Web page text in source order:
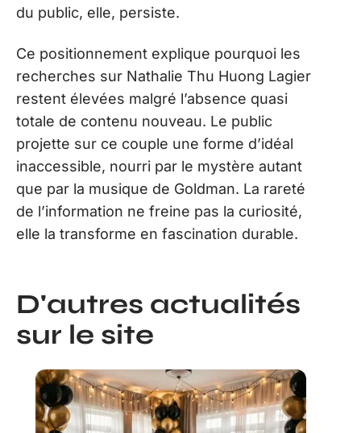
du public, elle, persiste.
Ce positionnement explique pourquoi les
recherches sur Nathalie Thu Huong Lagier
restent élevées malgré l’absence quasi
totale de contenu nouveau. Le public
projette sur ce couple une forme d’idéal
inaccessible, nourri par le mystère autant
que par la musique de Goldman. La rareté
de l’information ne freine pas la curiosité,
elle la transforme en fascination durable.
D'autres actualités
sur le site